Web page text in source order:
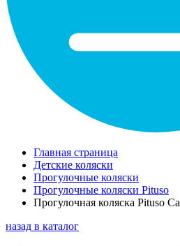
Главная страница
Детские коляски
Прогулочные коляски
Прогулочные коляски Pituso
Прогулочная коляска Pituso
назад в каталог